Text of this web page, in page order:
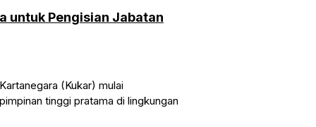
untuk Pengisian Jabatan
(Kukar) mulai
tinggi pratama di lingkungan